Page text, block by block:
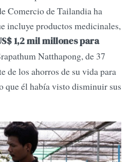
Comercio de Tailandia ha
incluye productos medicinales,
1,2 mil millones para
Natthapong, de 37
de los ahorros de su vida para
que él había visto disminuir sus